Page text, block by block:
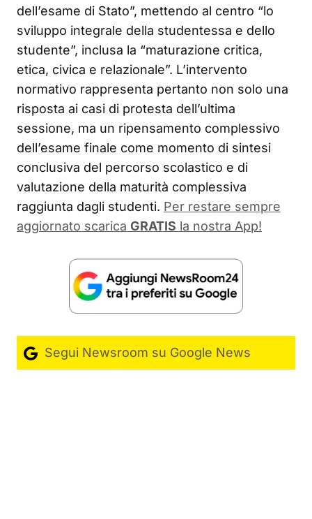
dell’esame di Stato”, mettendo al centro “lo
sviluppo integrale della studentessa e dello
studente”, inclusa la “maturazione critica,
etica, civica e relazionale”. L’intervento
normativo rappresenta pertanto non solo una
risposta ai casi di protesta dell’ultima
sessione, ma un ripensamento complessivo
dell’esame finale come momento di sintesi
conclusiva del percorso scolastico e di
valutazione della maturità complessiva
raggiunta dagli studenti. Per restare sempre
aggiornato scarica GRATIS la nostra App!
Segui Newsroom su Google News